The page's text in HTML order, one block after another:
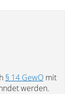
§ 14 GewOmit
werden.